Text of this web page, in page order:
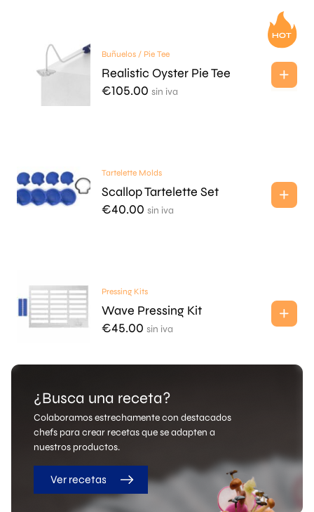
Buñuelos / Pie Tee
Realistic Oyster Pie Tee
€105.00 sin iva
Tartelette Molds
Scallop Tartelette Set
€40.00 sin iva
Pressing Kits
Wave Pressing Kit
€45.00 sin iva
¿Busca una receta?
Colaboramos estrechamente con destacados
chefs para crear recetas que se adapten a
nuestros productos.
Ver recetas